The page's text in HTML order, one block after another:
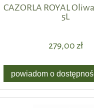
CAZORLA ROYAL
5L
279,00 zł
powiadom o